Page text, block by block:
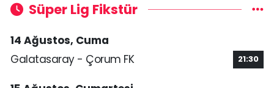
Süper Lig Fikstür
14 Ağustos, Cuma
Galatasaray - Çorum FK
21:30